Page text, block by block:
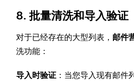
8. 批量清洗和导入验证
对于已经存在的大型列表， 邮件
洗功能：
导入时验证 ：当您导入现有邮件